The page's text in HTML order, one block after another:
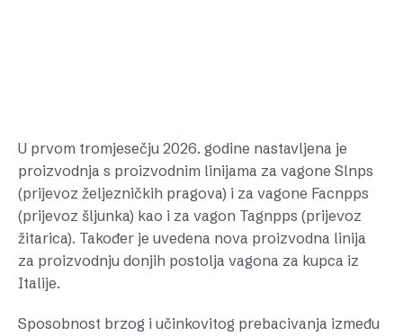
U prvom tromjesečju 2026. godine nastavljena je
proizvodnja s proizvodnim linijama za vagone Slnps
(prijevoz željezničkih pragova) i za vagone Facnpps
(prijevoz šljunka) kao i za vagon Tagnpps (prijevoz
žitarica). Također je uvedena nova proizvodna linija
za proizvodnju donjih postolja vagona za kupca iz
Italije.
Sposobnost brzog i učinkovitog prebacivanja između